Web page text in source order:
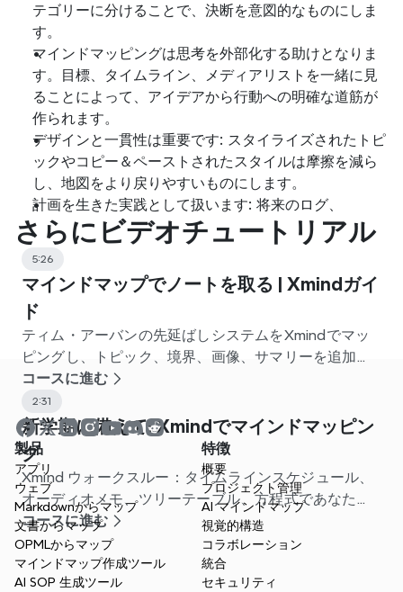
テゴリーに分けることで、決断を意図的なものにしま
す。
マインドマッピングは思考を外部化する助けとなりま
す。目標、タイムライン、メディアリストを一緒に見
ることによって、アイデアから行動への明確な道筋が
作られます。
デザインと一貫性は重要です: スタイライズされたトピ
ックやコピー＆ペーストされたスタイルは摩擦を減ら
し、地図をより戻りやすいものにします。
計画を生きた実践として扱います: 将来のログ、
さらにビデオチュートリアル
5:26
マインドマップでノートを取る | Xmindガイ
ド
ティム・アーバンの先延ばしシステムをXmindでマッ
ピングし、トピック、境界、画像、サマリーを追加し
て明確で生産的なノートを作成しましょう。
コースに進む
2:31
新学期に備えて: Xmindでマインドマッピン
グ
Xmind ウォークスルー：タイムラインスケジュール、
オーディオメモ、ツリーテーブル、方程式であなたの
学期を計画します。
コースに進む
製品
アプリ
ウェブ
Markdownからマップ
文書からマップ
OPMLからマップ
マインドマップ作成ツール
AI SOP 生成ツール
特徴
概要
プロジェクト管理
AI マインドマップ
視覚的構造
コラボレーション
統合
セキュリティ